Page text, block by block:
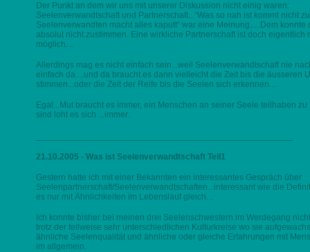
Der Punkt an dem wir uns mit unserer Diskussion nicht einig waren:
Seelenverwandtschaft und Partnerschaft...“Was so nah ist kommt nicht
Seelenverwandten macht alles kaputt“ war eine Meinung.....Dem
absolut nicht zustimmen. Eine wirkliche Partnerschaft ist doch eigentlich
möglich....
Allerdings mag es nicht einfach sein...weil Seelenverwandtschaft nie
einfach da....und da braucht es dann vielleicht die Zeit bis die äusseren
stimmen...oder die Zeit der Reife bis die Seelen sich erkennen....
Egal...Mut braucht es immer, ein Menschen an seiner Seele teilhaben
sind loht es sich ...immer.
21.10.2005 - Was ist Seelenverwandtschaft Teil1
Gestern hatte ich mit einer Bekannten ein interessantes Gespräch über
Seelenpartnerschaft/Seelenverwandtschaften...interessant wie die
es nur mit Ähnlichkeiten im Lebenslauf gleich....
Ich konnte bisher bei meinen drei Seelenschwestern im Werdegang
trotz der teilweise sehr unterschiedlichen Kulturkreise wo sie
ähnliche Seelenqualität und ähnliche oder gleiche Erfahrungen mit
im allgemein.